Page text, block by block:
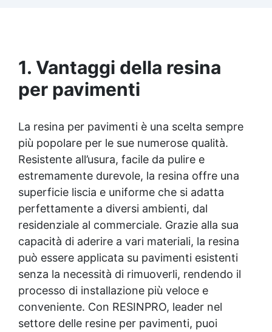
1. Vantaggi della resina
per pavimenti
La resina per pavimenti è una scelta sempre
più popolare per le sue numerose qualità.
Resistente all’usura, facile da pulire e
estremamente durevole, la resina offre una
superficie liscia e uniforme che si adatta
perfettamente a diversi ambienti, dal
residenziale al commerciale. Grazie alla sua
capacità di aderire a vari materiali, la resina
può essere applicata su pavimenti esistenti
senza la necessità di rimuoverli, rendendo il
processo di installazione più veloce e
conveniente. Con RESINPRO, leader nel
settore delle resine per pavimenti, puoi